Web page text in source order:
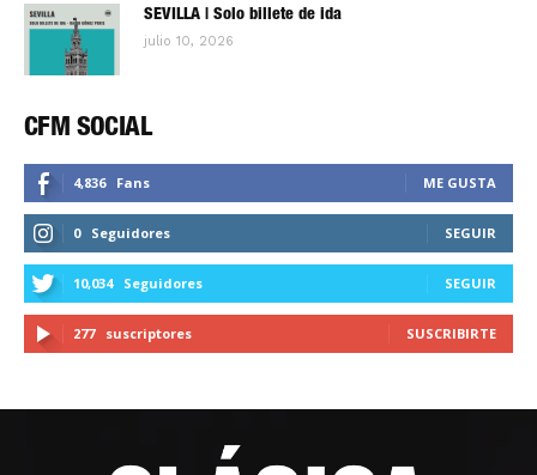
SEVILLA | Solo billete de ida
julio 10, 2026
CFM SOCIAL
4,836 Fans ME GUSTA
0 Seguidores SEGUIR
10,034 Seguidores SEGUIR
277 suscriptores SUSCRIBIRTE